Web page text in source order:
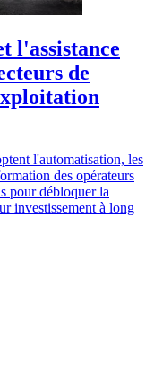
l'assistance
de
l'automatisation, les
des opérateurs
pour débloquer la
investissement à long